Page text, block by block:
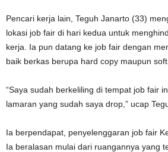
Pencari kerja lain, Teguh Janarto (33)
lokasi job fair di hari kedua untuk
kerja. Ia pun datang ke job fair dengan
baik berkas berupa hard copy maupun soft
“Saya sudah berkeliling di tempat job fair
lamaran yang sudah saya drop,” ucap
Ia berpendapat, penyelenggaran job fair
Ia beralasan mulai dari ruangannya yang